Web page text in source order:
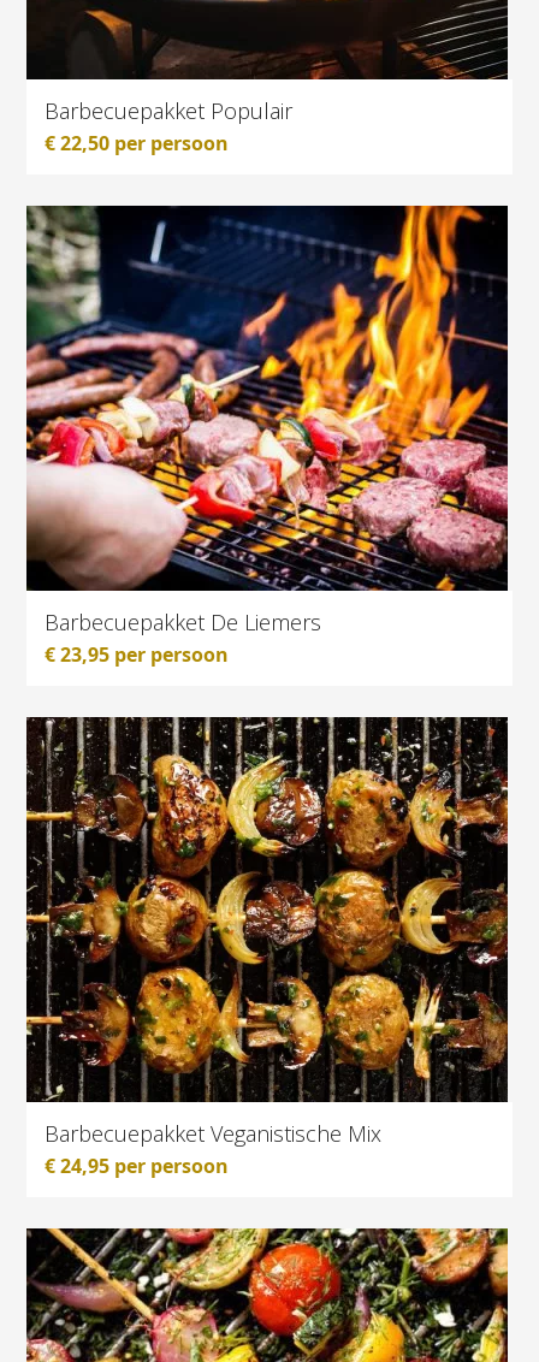
Barbecuepakket Populair
€22,50 per persoon
Barbecuepakket De Liemers
€23,95 per persoon
Barbecuepakket Veganistische Mix
€24,95 per persoon